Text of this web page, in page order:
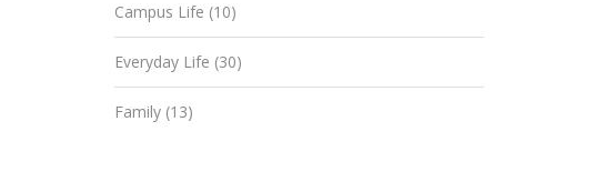
Campus Life (10)
Everyday Life (30)
Family (13)